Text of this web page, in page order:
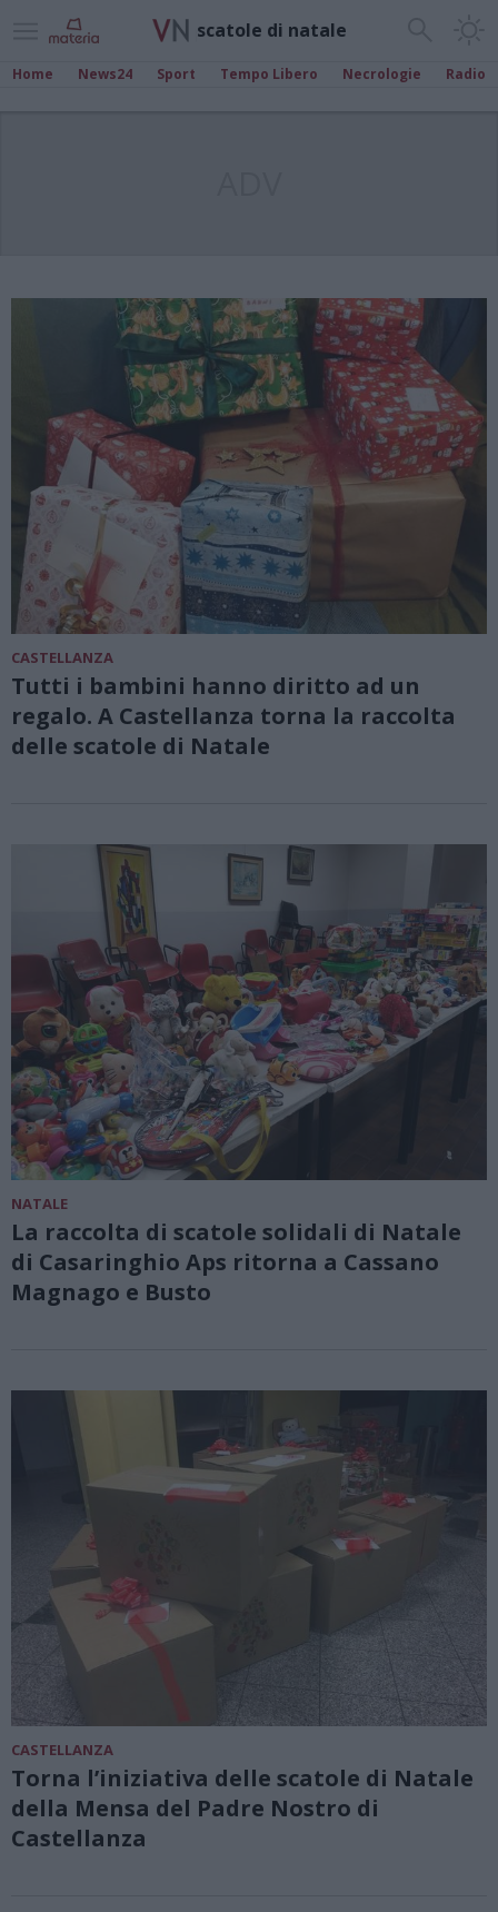
scatole di natale
Home News24 Sport Tempo Libero Necrologie Radio
CASTELLANZA
Tutti i bambini hanno diritto ad un
regalo. A Castellanza torna la raccolta
delle scatole di Natale
NATALE
La raccolta di scatole solidali di Natale
di Casaringhio Aps ritorna a Cassano
Magnago e Busto
CASTELLANZA
Torna l’iniziativa delle scatole di Natale
della Mensa del Padre Nostro di
Castellanza